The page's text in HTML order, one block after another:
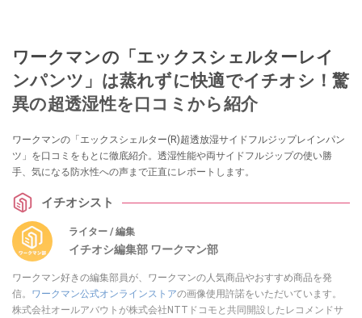
ワークマンの「エックスシェルターレイ
ンパンツ」は蒸れずに快適でイチオシ！驚
異の超透湿性を口コミから紹介
ワークマンの「エックスシェルター(R)超透放湿サイドフルジップレインパン
ツ」を口コミをもとに徹底紹介。透湿性能や両サイドフルジップの使い勝
手、気になる防水性への声まで正直にレポートします。
イチオシスト
ライター / 編集
イチオシ編集部 ワークマン部
ワークマン好きの編集部員が、ワークマンの人気商品やおすすめ商品を発
信。 ワークマン公式オンラインストアの画像使用許諾をいただいています。
株式会社オールアバウトが株式会社NTTドコモと共同開設したレコメンドサ